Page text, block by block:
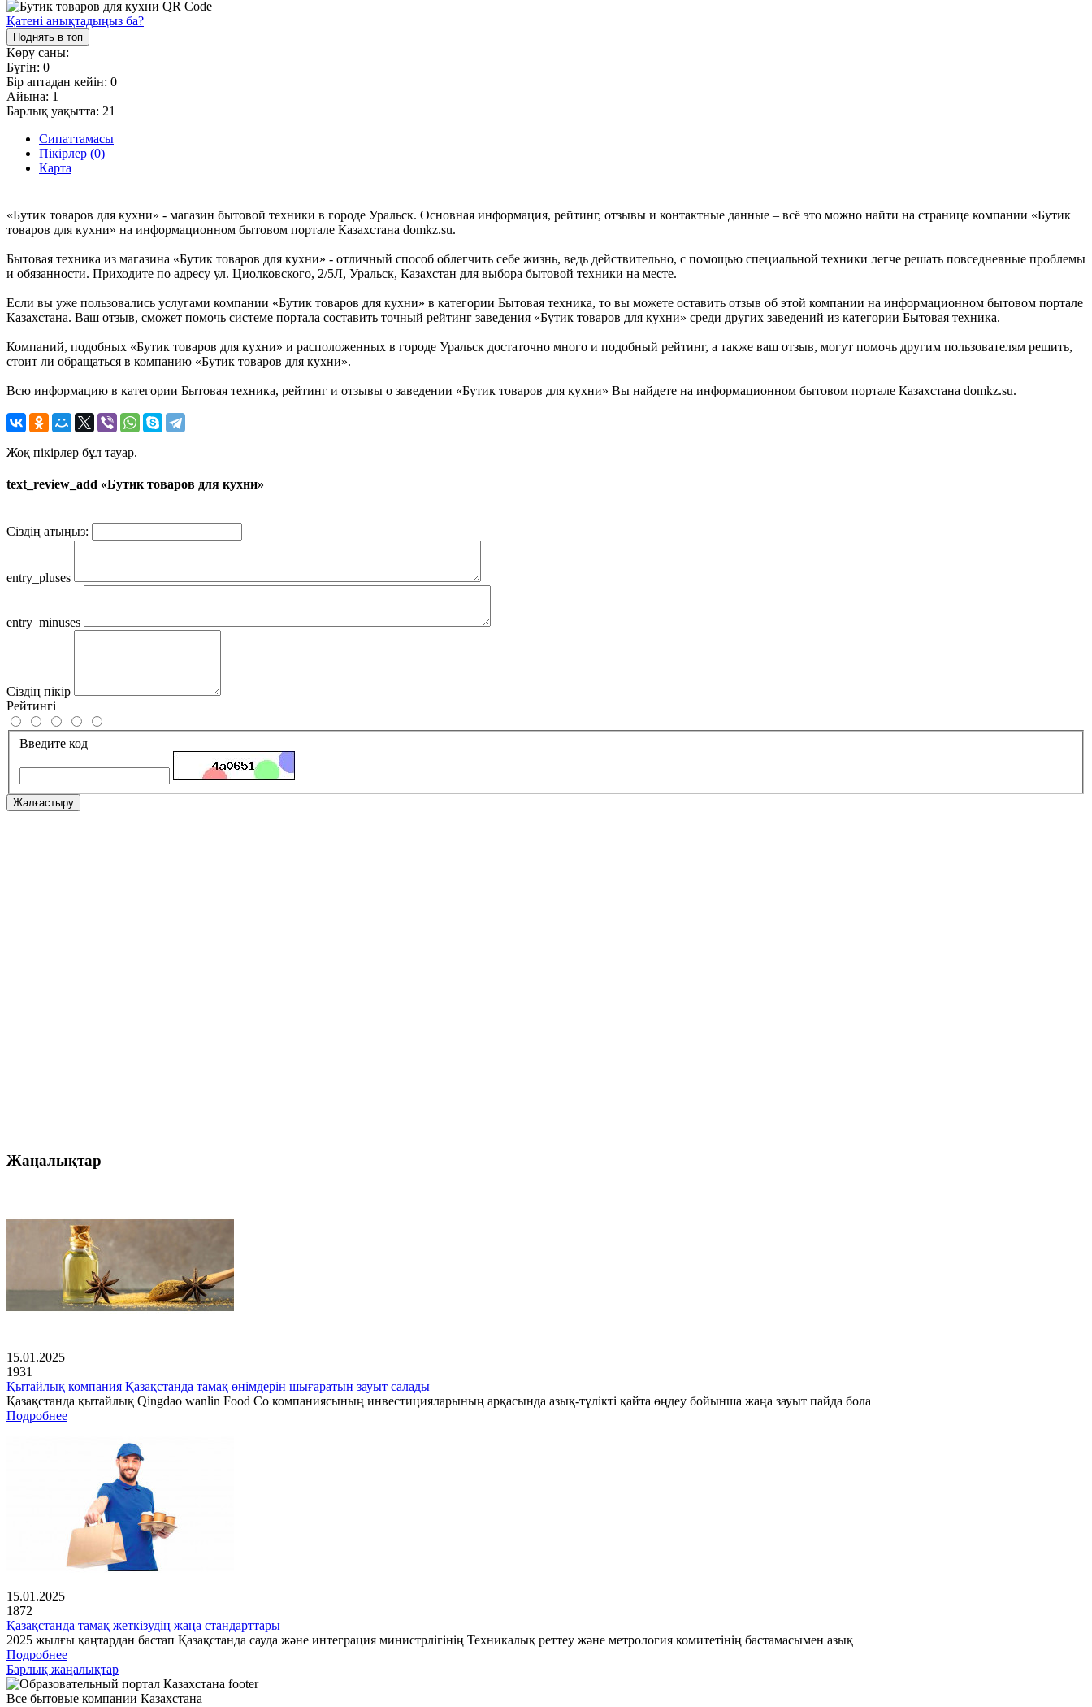
Қатені анықтадыңыз ба?
Поднять в топ
Көру саны:
Бүгін: 0
Бір аптадан кейін: 0
Айына: 1
Барлық уақытта: 21
Сипаттамасы
Пікірлер (0)
Карта
«Бутик товаров для кухни» - магазин бытовой техники в городе Уральск. Основная информация, рейтинг, отзывы и контактные данные – всё это можно найти на странице компании «Бутик
товаров для кухни» на информационном бытовом портале Казахстана domkz.su.
Бытовая техника из магазина «Бутик товаров для кухни» - отличный способ облегчить себе жизнь, ведь действительно, с помощью специальной техники легче решать повседневные проблемы
и обязанности. Приходите по адресу ул. Циолковского, 2/5Л, Уральск, Казахстан для выбора бытовой техники на месте.
Если вы уже пользовались услугами компании «Бутик товаров для кухни» в категории Бытовая техника, то вы можете оставить отзыв об этой компании на информационном бытовом портале
Казахстана. Ваш отзыв, сможет помочь системе портала составить точный рейтинг заведения «Бутик товаров для кухни» среди других заведений из категории Бытовая техника.
Компаний, подобных «Бутик товаров для кухни» и расположенных в городе Уральск достаточно много и подобный рейтинг, а также ваш отзыв, могут помочь другим пользователям решить,
стоит ли обращаться в компанию «Бутик товаров для кухни».
Всю информацию в категории Бытовая техника, рейтинг и отзывы о заведении «Бутик товаров для кухни» Вы найдете на информационном бытовом портале Казахстана domkz.su.
Жоқ пікірлер бұл тауар.
text_review_add «Бутик товаров для кухни»
Сіздің атыңыз:
entry_pluses
entry_minuses
Сіздің пікір
Рейтингі
Введите код
Жалғастыру
Жаңалықтар
15.01.2025
1931
Қытайлық компания Қазақстанда тамақ өнімдерін шығаратын зауыт салады
Қазақстанда қытайлық Qingdao wanlin Food Co компаниясының инвестицияларының арқасында азық-түлікті қайта өңдеу бойынша жаңа зауыт пайда бола
Подробнее
15.01.2025
1872
Қазақстанда тамақ жеткізудің жаңа стандарттары
2025 жылғы қаңтардан бастап Қазақстанда сауда және интеграция министрлігінің Техникалық реттеу және метрология комитетінің бастамасымен азық
Подробнее
Барлық жаңалықтар
Все бытовые компании Казахстана